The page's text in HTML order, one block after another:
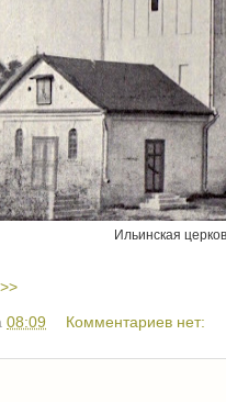
Ильинская
08:09 Комментариев нет: